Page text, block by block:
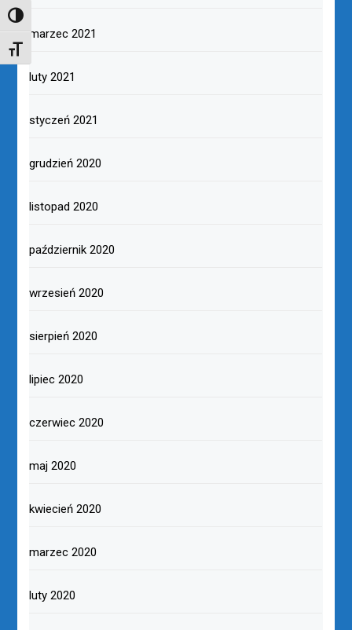
TOGGLE HIGH CONTRAST
TOGGLE FONT SIZE
marzec 2021
luty 2021
styczeń 2021
grudzień 2020
listopad 2020
październik 2020
wrzesień 2020
sierpień 2020
lipiec 2020
czerwiec 2020
maj 2020
kwiecień 2020
marzec 2020
luty 2020